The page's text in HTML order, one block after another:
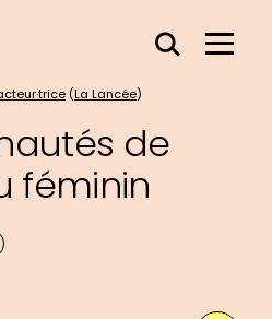
Effacer
champs
Menu
(La Lancée)
de
féminin